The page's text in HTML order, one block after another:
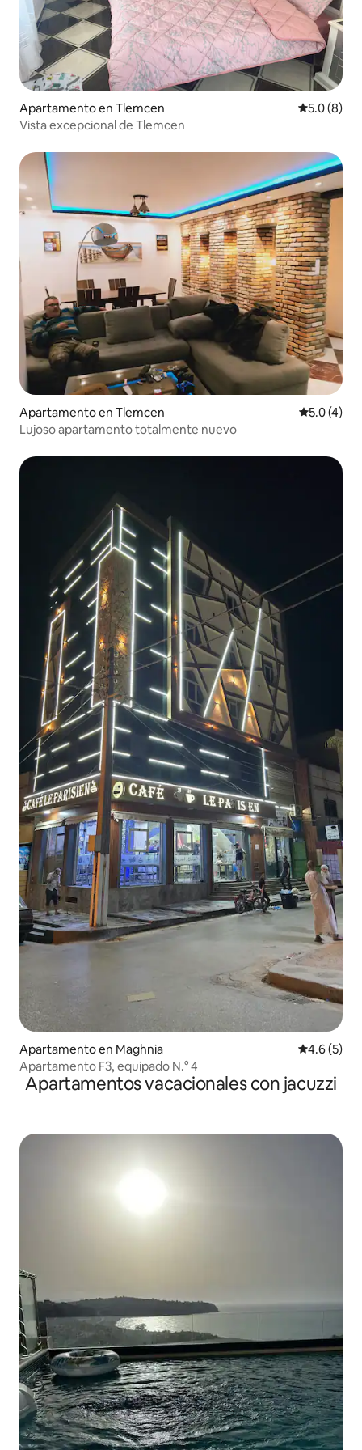
Apartamento en Tlemcen
5.0 (8)
Vista excepcional de Tlemcen
Apartamento en Tlemcen
5.0 (4)
Lujoso apartamento totalmente nuevo
Apartamento en Maghnia
4.6 (5)
Apartamento F3, equipado N.° 4
Apartamentos vacacionales con jacuzzi